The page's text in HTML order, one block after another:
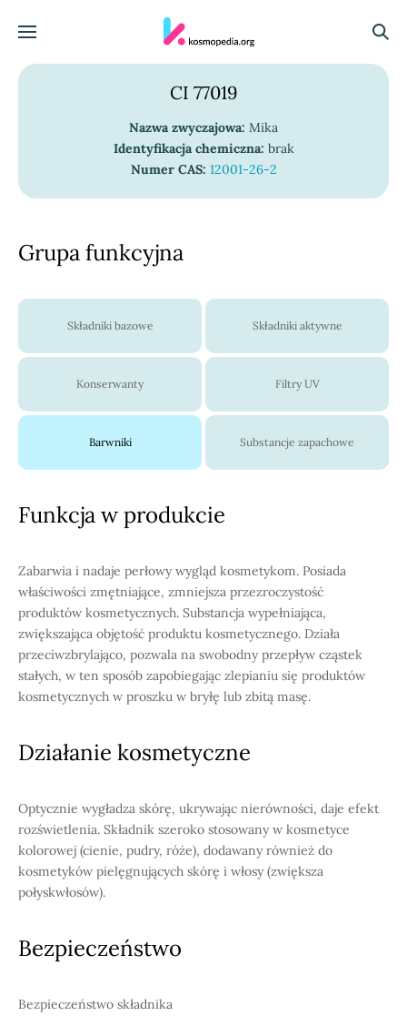
Menu
CI 77019
Nazwa zwyczajowa: Mika
Identyfikacja chemiczna: brak
Numer CAS: 12001-26-2
Grupa funkcyjna
Składniki bazowe Składniki aktywne
Konserwanty Filtry UV
Barwniki Substancje zapachowe
Funkcja w produkcie
Zabarwia i nadaje perłowy wygląd kosmetykom. Posiada
właściwości zmętniające, zmniejsza przezroczystość
produktów kosmetycznych. Substancja wypełniająca,
zwiększająca objętość produktu kosmetycznego. Działa
przeciwzbrylająco, pozwala na swobodny przepływ cząstek
stałych, w ten sposób zapobiegając zlepianiu się produktów
kosmetycznych w proszku w bryłę lub zbitą masę.
Działanie kosmetyczne
Optycznie wygładza skórę, ukrywając nierówności, daje efekt
rozświetlenia. Składnik szeroko stosowany w kosmetyce
kolorowej (cienie, pudry, róże), dodawany również do
kosmetyków pielęgnujących skórę i włosy (zwiększa
połyskwłosów).
Bezpieczeństwo
Bezpieczeństwo składnika